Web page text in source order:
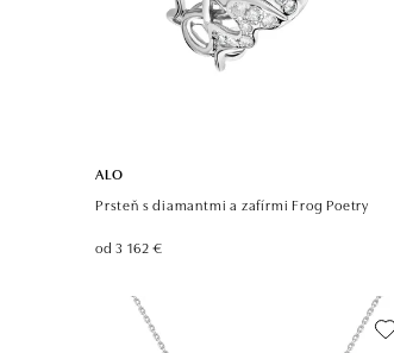
ALO
Prsteň s diamantmi a zafírmi Frog Poetry
od 3 162 €